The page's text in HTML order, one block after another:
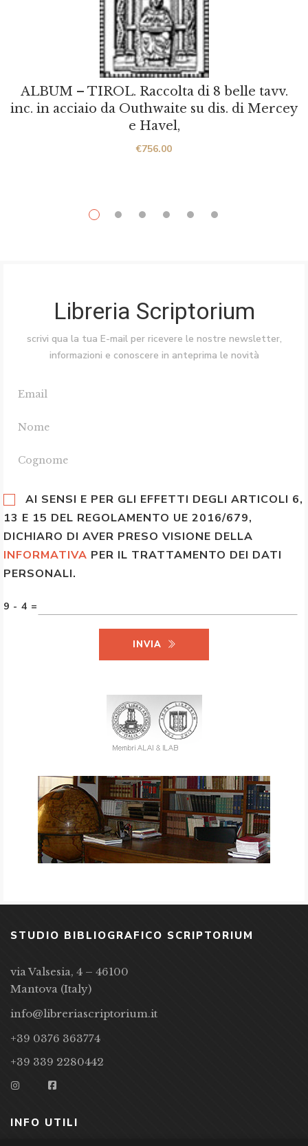
ALBUM – TIROL. Raccolta di 8 belle tavv.
inc. in acciaio da Outhwaite su dis. di Mercey
e Havel,
€756.00
Libreria Scriptorium
scrivi qua la tua E-mail per ricevere le nostre newsletter,
informazioni e conoscere in anteprima le novità
AI SENSI E PER GLI EFFETTI DEGLI ARTICOLI 6,
13 E 15 DEL REGOLAMENTO UE 2016/679,
DICHIARO DI AVER PRESO VISIONE DELLA
INFORMATIVA PER IL TRATTAMENTO DEI DATI
PERSONALI.
9 - 4 =
INVIA
STUDIO BIBLIOGRAFICO SCRIPTORIUM
via Valsesia, 4 – 46100
Mantova (Italy)
info@libreriascriptorium.it
+39 0376 363774
+39 339 2280442
INFO UTILI